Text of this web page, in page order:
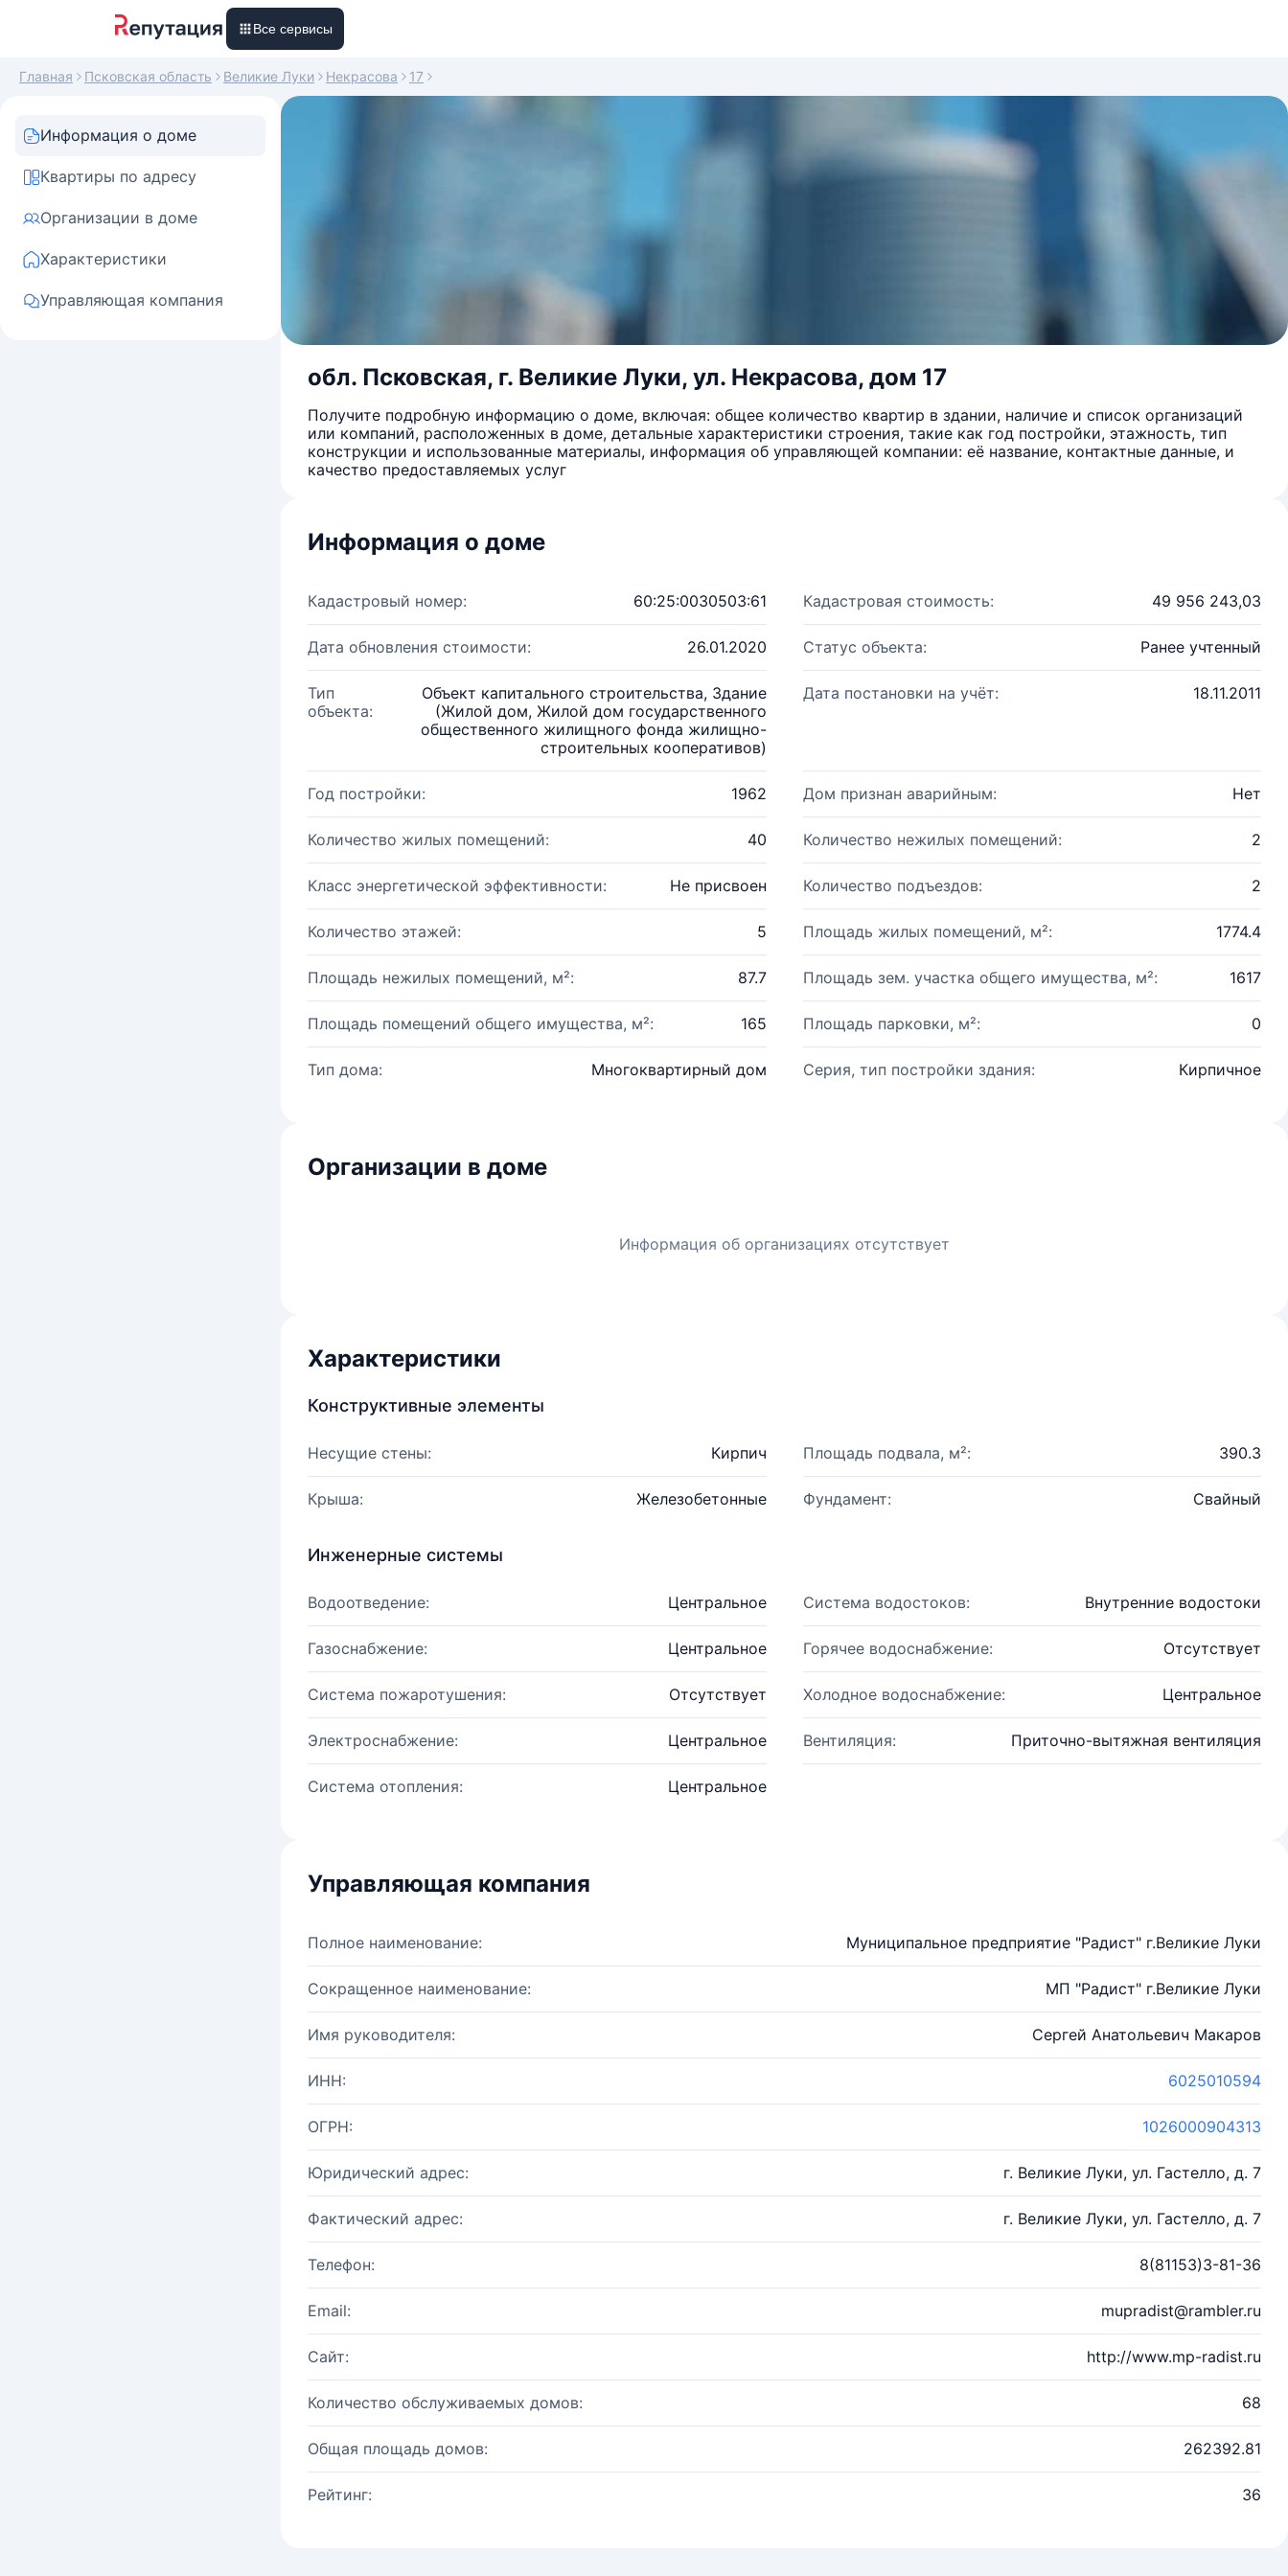
Все сервисы
Главная Псковская область Великие Луки Некрасова 17
Информация о доме
Квартиры по адресу
Организации в доме
Характеристики
Управляющая компания
обл. Псковская, г. Великие Луки, ул. Некрасова, дом 17
Получите подробную информацию о доме, включая: общее количество квартир в здании, наличие и список организаций
или компаний, расположенных в доме, детальные характеристики строения, такие как год постройки, этажность, тип
конструкции и использованные материалы, информация об управляющей компании: её название, контактные данные, и
качество предоставляемых услуг
Информация о доме
Кадастровый номер: 60:25:0030503:61 Кадастровая стоимость: 49 956 243,03
Дата обновления стоимости: 26.01.2020 Статус объекта: Ранее учтенный
Тип
объекта:
Объект капитального строительства, Здание
(Жилой дом, Жилой дом государственного
общественного жилищного фонда жилищно-
строительных кооперативов)
Дата постановки на учёт: 18.11.2011
Год постройки: 1962 Дом признан аварийным: Нет
Количество жилых помещений: 40 Количество нежилых помещений: 2
Класс энергетической эффективности: Не присвоен Количество подъездов: 2
Количество этажей: 5 Площадь жилых помещений, м²: 1774.4
Площадь нежилых помещений, м²: 87.7 Площадь зем. участка общего имущества, м²: 1617
Площадь помещений общего имущества, м²: 165 Площадь парковки, м²: 0
Тип дома: Многоквартирный дом Серия, тип постройки здания: Кирпичное
Организации в доме
Информация об организациях отсутствует
Характеристики
Конструктивные элементы
Несущие стены: Кирпич Площадь подвала, м²: 390.3
Крыша: Железобетонные Фундамент: Свайный
Инженерные системы
Водоотведение: Центральное Система водостоков: Внутренние водостоки
Газоснабжение: Центральное Горячее водоснабжение: Отсутствует
Система пожаротушения: Отсутствует Холодное водоснабжение: Центральное
Электроснабжение: Центральное Вентиляция: Приточно-вытяжная вентиляция
Система отопления: Центральное
Управляющая компания
Полное наименование: Муниципальное предприятие "Радист" г.Великие Луки
Сокращенное наименование: МП "Радист" г.Великие Луки
Имя руководителя: Сергей Анатольевич Макаров
ИНН: 6025010594
ОГРН: 1026000904313
Юридический адрес: г. Великие Луки, ул. Гастелло, д. 7
Фактический адрес: г. Великие Луки, ул. Гастелло, д. 7
Телефон: 8(81153)3-81-36
Email: mupradist@rambler.ru
Сайт: http://www.mp-radist.ru
Количество обслуживаемых домов: 68
Общая площадь домов: 262392.81
Рейтинг: 36